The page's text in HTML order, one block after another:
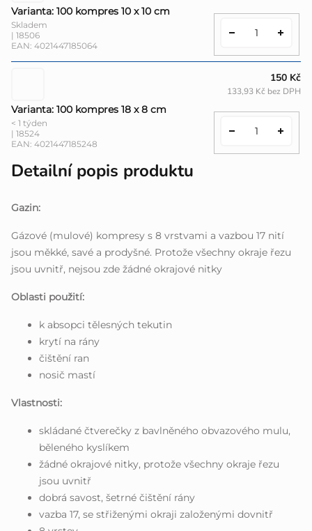
Varianta: 100 kompres 10 x 10 cm
Skladem
| 18506
EAN: 4021447185064
Varianta: 100 kompres 18 x 8 cm
< 1 týden
| 18524
EAN: 4021447185248
150 Kč
133,93 Kč bez DPH
Detailní popis produktu
Gazin:
Gázové (mulové) kompresy s 8 vrstvami a vazbou 17 nití
jsou měkké, savé a prodyšné. Protože všechny okraje řezu
jsou uvnitř, nejsou zde žádné okrajové nitky
Oblasti použití:
k absopci tělesných tekutin
krytí na rány
čištění ran
nosič mastí
Vlastnosti:
skládané čtverečky z bavlněného obvazového mulu,
běleného kyslíkem
žádné okrajové nitky, protože všechny okraje řezu
jsou uvnitř
dobrá savost, šetrné čištění rány
vazba 17, se střiženými okraji založenými dovnitř